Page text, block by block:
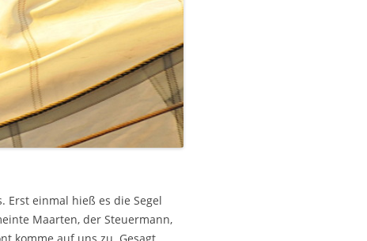
Erst einmal hieß es die Segel
Maarten, der Steuermann,
komme auf uns zu. Gesagt,